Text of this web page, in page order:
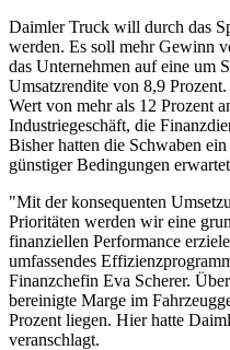
Daimler Truck will durch das
werden. Es soll mehr Gewinn
das Unternehmen auf eine um
Umsatzrendite von 8,9
Wert von mehr als 12 Prozent
Industriegeschäft, die
Bisher hatten die Schwaben
günstiger Bedingungen
"Mit der konsequenten
Prioritäten werden wir eine
finanziellen Performance
umfassendes
Finanzchefin Eva Scherer.
bereinigte Marge im
Prozent liegen. Hier hatte
veranschlagt.